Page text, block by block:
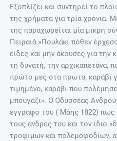
Εξοπλίζει και συντηρεί το
της χρήματα για τρία χρόνια.
της παραχωρείται μία μικρή
Πειραιά.»Πουλάκι πόθεν
είδες και μην άκουσες για
τη δυνατή, την αρχικαπετάνα,
πρώτο μες στα πρώτα, καράβι
τιμημένο, καράβι που
μπουγάζι». Ο Οδυσσέας
έγγραφο του ( Μάης 1822) πως
τους άνδρες του και τον ίδιο
τροφίμων και πολεμοφοδίων,